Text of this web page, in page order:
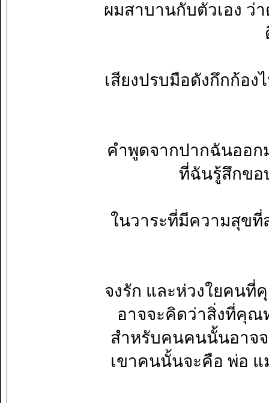
ผมสาบานกับตัวเอง ว่
เสียงปรบมือดังกึกก้อ
คำพูดจากปากฉันออก
ที่ฉันรู้สึกข
ในวาระที่มีความสุขที่
จงรัก และห่วงใยคน
อาจจะคิดว่าสิ่งที่คุณ
สำหรับคนคนนั้นอาจจ
เขาคนนั้นจะคือ พ่อ